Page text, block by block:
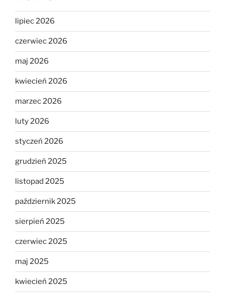
lipiec 2026
czerwiec 2026
maj 2026
kwiecień 2026
marzec 2026
luty 2026
styczeń 2026
grudzień 2025
listopad 2025
październik 2025
sierpień 2025
czerwiec 2025
maj 2025
kwiecień 2025